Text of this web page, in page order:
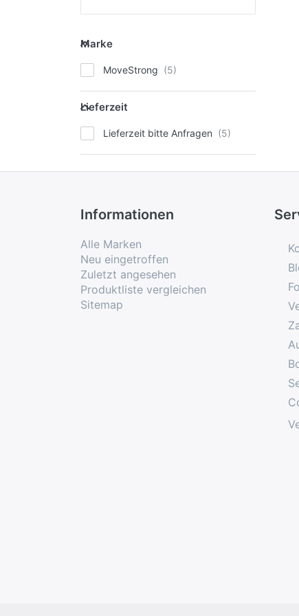
Marke
Marke
MoveStrong
Lieferzeit
Lieferzeit
Lieferzeit bitte Anfragen
Informationen
Alle Marken
Neu eingetroffen
Zuletzt angesehen
Produktliste vergleichen
Sitemap